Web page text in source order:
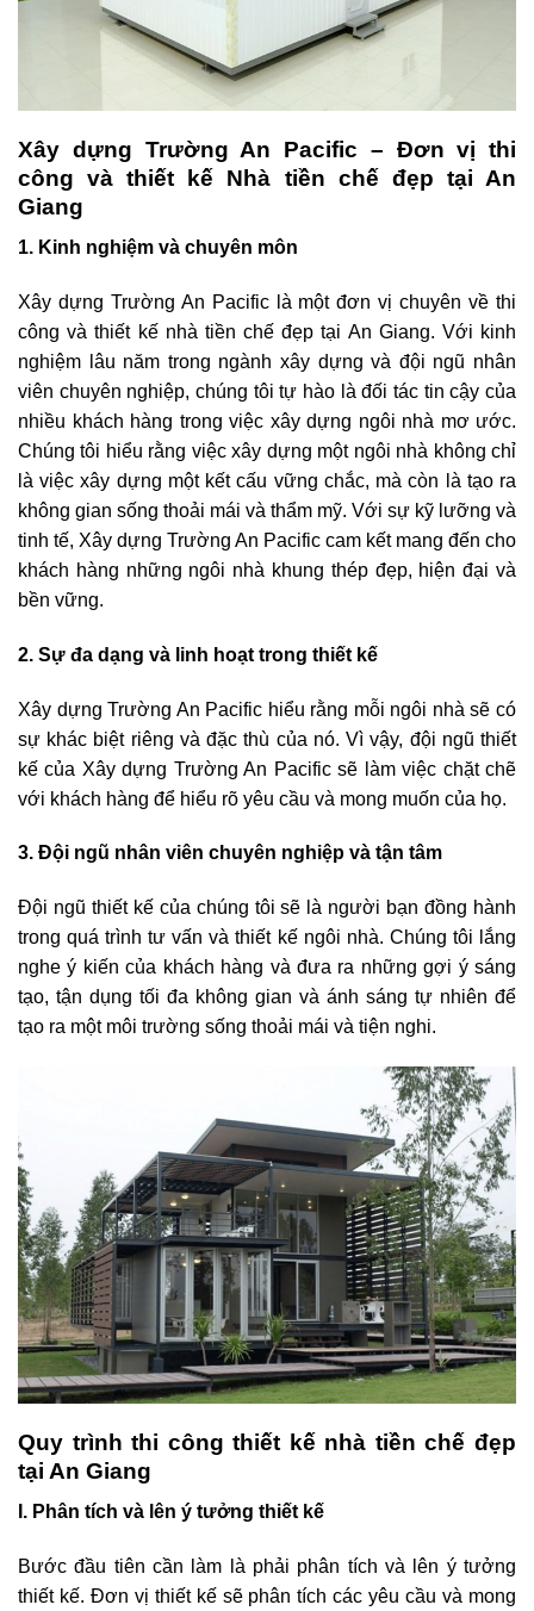
Xây dựng Trường An Pacific – Đơn vị thi
công và thiết kế Nhà tiền chế đẹp tại An
Giang
1. Kinh nghiệm và chuyên môn
Xây dựng Trường An Pacific là một đơn vị chuyên về thi
công và thiết kế nhà tiền chế đẹp tại An Giang. Với kinh
nghiệm lâu năm trong ngành xây dựng và đội ngũ nhân
viên chuyên nghiệp, chúng tôi tự hào là đối tác tin cậy của
nhiều khách hàng trong việc xây dựng ngôi nhà mơ ước.
Chúng tôi hiểu rằng việc xây dựng một ngôi nhà không chỉ
là việc xây dựng một kết cấu vững chắc, mà còn là tạo ra
không gian sống thoải mái và thẩm mỹ. Với sự kỹ lưỡng và
tinh tế, Xây dựng Trường An Pacific cam kết mang đến cho
khách hàng những ngôi nhà khung thép đẹp, hiện đại và
bền vững.
2. Sự đa dạng và linh hoạt trong thiết kế
Xây dựng Trường An Pacific hiểu rằng mỗi ngôi nhà sẽ có
sự khác biệt riêng và đặc thù của nó. Vì vậy, đội ngũ thiết
kế của Xây dựng Trường An Pacific sẽ làm việc chặt chẽ
với khách hàng để hiểu rõ yêu cầu và mong muốn của họ.
3. Đội ngũ nhân viên chuyên nghiệp và tận tâm
Đội ngũ thiết kế của chúng tôi sẽ là người bạn đồng hành
trong quá trình tư vấn và thiết kế ngôi nhà. Chúng tôi lắng
nghe ý kiến ​​của khách hàng và đưa ra những gợi ý sáng
tạo, tận dụng tối đa không gian và ánh sáng tự nhiên để
tạo ra một môi trường sống thoải mái và tiện nghi.
Quy trình thi công thiết kế nhà tiền chế đẹp
tại An Giang
I. Phân tích và lên ý tưởng thiết kế
Bước đầu tiên cần làm là phải phân tích và lên ý tưởng
thiết kế. Đơn vị thiết kế sẽ phân tích các yêu cầu và mong